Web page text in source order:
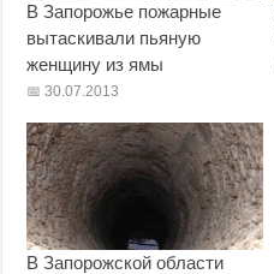
В Запорожье пожарные
вытаскивали пьяную
женщину из ямы
30.07.2013
В Запорожской области